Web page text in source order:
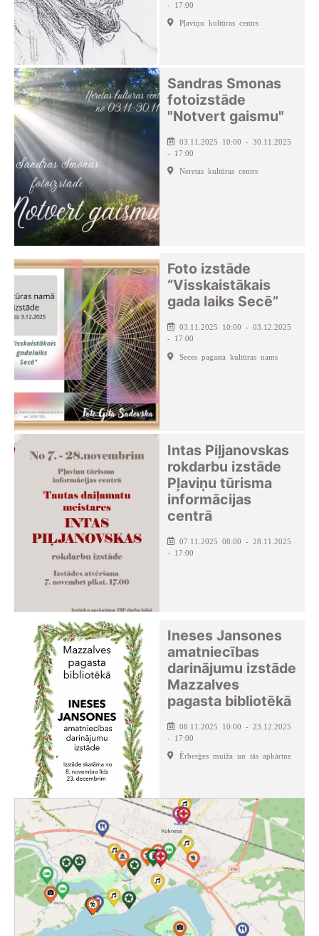
- 17:00
Pļaviņu kultūras centrs
Sandras Smonas
fotoizstāde
"Notvert gaismu"
03.11.2025 10:00 - 30.11.2025
- 17:00
Neretas kultūras centrs
Foto izstāde
“Visskaistākais
gada laiks Secē”
03.11.2025 10:00 - 03.12.2025
- 17:00
Seces pagasta kultūras nams
Intas Piļjanovskas
rokdarbu izstāde
Pļaviņu tūrisma
informācijas
centrā
07.11.2025 08:00 - 28.11.2025
- 17:00
Ineses Jansones
amatniecības
darinājumu izstāde
Mazzalves
pagasta bibliotēkā
08.11.2025 10:00 - 23.12.2025
- 17:00
Ērberģes muiža un tās apkārtne